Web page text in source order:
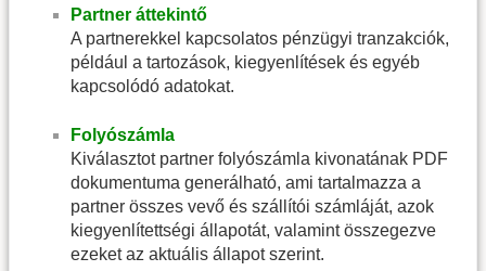
Partner áttekintő
A partnerekkel kapcsolatos pénzügyi tranzakciók,
például a tartozások, kiegyenlítések és egyéb
kapcsolódó adatokat.
Folyószámla
Kiválasztot partner folyószámla kivonatának PDF
dokumentuma generálható, ami tartalmazza a
partner összes vevő és szállítói számláját, azok
kiegyenlítettségi állapotát, valamint összegezve
ezeket az aktuális állapot szerint.